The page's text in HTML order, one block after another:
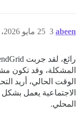
abeen 25 مايو 2026، 6:50ص 3
المشكلة، وقد تكون
الوقت الحالي، أريد
الاجتماعية يعمل
المحلي.